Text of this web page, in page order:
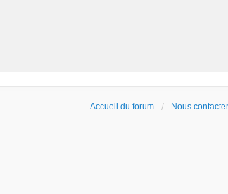
Accueil du forum Nous contacter